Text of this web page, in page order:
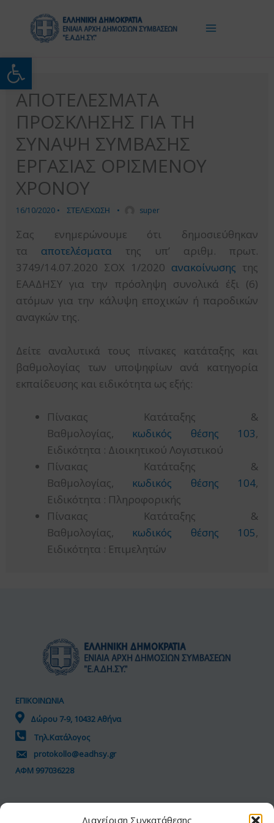
Ανοίξτε τη γραμμή
Διαχείριση Συγκατάθεσης
περιεχόμενο
ΑΠΟΤΕΛΕΣΜΑΤΑ
ΠΡΟΣΚΛΗΣΗΣ ΓΙΑ ΤΗ
ΣΥΝΑΨΗ ΣΥΜΒΑΣΗΣ
ΕΡΓΑΣΙΑΣ ΟΡΙΣΜΕΝΟΥ
ΧΡΟΝΟΥ
16/10/2020 • ΣΤΕΛΕΧΩΣΗ • super
Σας ενημερώνουμε ότι δημοσιεύθηκαν
τα αποτελέσματα της υπ’ αριθμ. πρωτ.
3749/14.07.2020 ΣΟΧ 1/2020 ανακοίνωσης της
ΕΑΑΔΗΣΥ για την πρόσληψη συνολικά έξι (6)
ατόμων για την κάλυψη εποχικών ή παροδικών
αναγκών της.
Δείτε αναλυτικά τους πίνακες κατάταξης και
βαθμολογίας των υποψηφίων ανά κατηγορία
εκπαίδευσης και ειδικότητα ως εξής:
Πίνακας Κατάταξης &
Βαθμολογίας, κωδικός θέσης 103,
Ειδικότητα : Διοικητικού Λογιστικού
Πίνακας Κατάταξης &
Βαθμολογίας, κωδικός θέσης 104,
Ειδικότητα : Πληροφορικής
Πίνακας Κατάταξης &
Βαθμολογίας, κωδικός θέσης 105,
Ειδικότητα : Επιμελητών
ΕΠΙΚΟΙΝΩΝΙΑ
Δώρου 7-9, 10432 Αθήνα
Τηλ.Κατάλογος
protokollo@eadhsy.gr
ΑΦΜ 997036228